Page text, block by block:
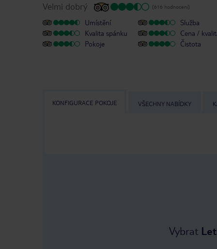
Velmi dobrý (616 hodnocení)
Umístění
Kvalita spánku
Pokoje
Služba
Cena /
Čistota
KONFIGURACE POKOJE VŠECHNY NABÍDKY
Vybrat